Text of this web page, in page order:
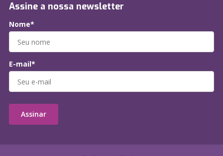
Assine a nossa newsletter
Nome*
E-mail*
Assinar